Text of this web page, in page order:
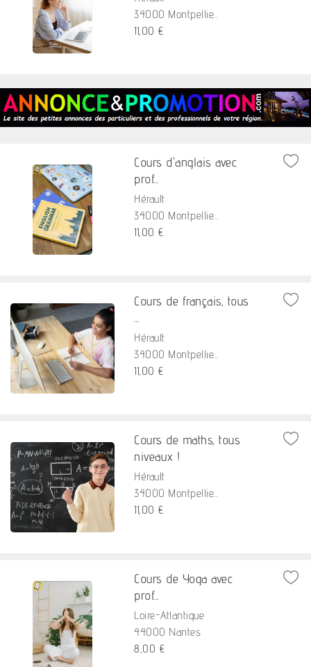
34000 Montpellie...
11,00 €
Cours d'anglais avec
prof...
Hérault
34000 Montpellie...
11,00 €
Cours de français, tous
Hérault
34000 Montpellie...
11,00 €
Cours de maths, tous
niveaux !
Hérault
34000 Montpellie...
11,00 €
Cours de Yoga avec
prof...
Loire-Atlantique
44000 Nantes
8,00 €